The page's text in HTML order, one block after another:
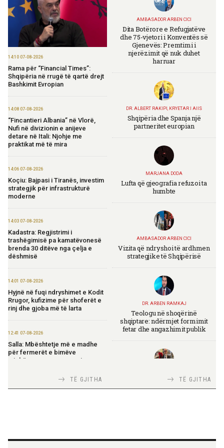
14:10 07-08-2026
Rama për “Financial Times”:
Shqipëria në rrugë të qartë drejt
Bashkimit Evropian
14:08 07-08-2026
“Fincantieri Albania” në Vlorë,
Nufi në divizionin e anijeve
detare në Itali: Njohje me
praktikat më të mira
14:06 07-08-2026
Koçiu: Bajpasi i Tiranës, investim
strategjik për infrastrukturë
moderne
14:03 07-08-2026
Kadastra: Regjistrimi i
trashëgimisë pa kamatëvonesë
brenda 30 ditëve nga çelja e
dëshmisë
14:01 07-08-2026
Hyjnë në fuqi ndryshimet e Kodit
Rrugor, kufizime për shoferët e
rinj dhe gjoba më të larta
12:41 07-08-2026
Salla: Mbështetje më e madhe
për fermerët e bimëve
mjekësore nga programi
TË GJITHA
AMBASADOR ARBEN CICI
Dita Botërore e Refugjatëve
dhe 75-vjetori i Konventës së
Gjenevës: Premtimi i
njerëzimit që nuk duhet
harruar
DR. ALBERT RAKIPI, KRYETAR I AIIS
Shqipëria dhe Spanja një
partneritet europian
MARJANA DODA
Lufta që gjeografia refuzoi ta
humbte
AMBASADOR ARBEN CICI
Vizita që ndryshoi të ardhmen
strategjike të Shqipërisë
DR. ARBEN RAMKAJ
Teologu në shoqërinë
shqiptare: ndërmjet formimit
fetar dhe angazhimit publik
TIRANA DIPLOMAT
TIRANA DIPLOMAT
TË GJITHA